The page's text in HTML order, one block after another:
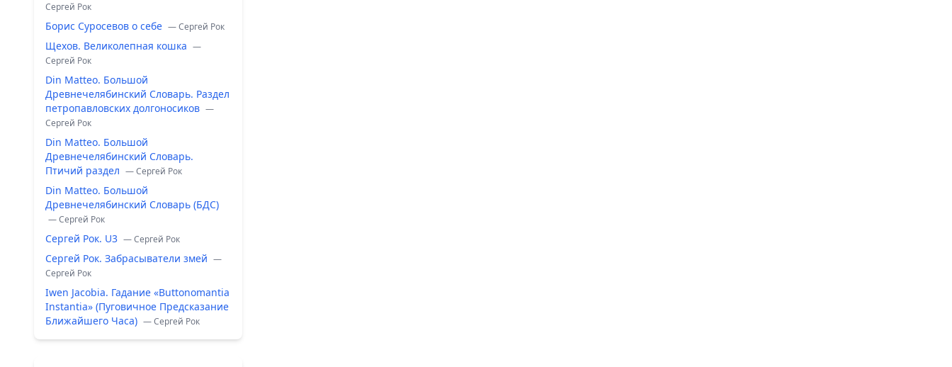
Сергей Рок
Борис Суросевов о себе — Сергей Рок
Щехов. Великолепная кошка —
Сергей Рок
Din Matteo. Большой
Древнечелябинский Словарь. Раздел
петропавловских долгоносиков —
Сергей Рок
Din Matteo. Большой
Древнечелябинский Словарь.
Птичий раздел — Сергей Рок
Din Matteo. Большой
Древнечелябинский Словарь (БДС)
— Сергей Рок
Сергей Рок. U3 — Сергей Рок
Сергей Рок. Забрасыватели змей —
Сергей Рок
Iwen Jacobia. Гадание «Buttonomantia
Instantia» (Пуговичное Предсказание
Ближайшего Часа) — Сергей Рок